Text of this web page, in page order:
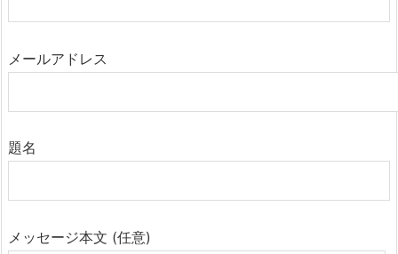
メールアドレス
題名
メッセージ本文 (任意)